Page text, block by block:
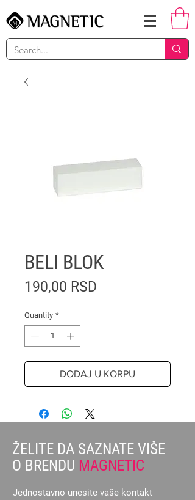
BELI BLOK
190,00 RSD
Quantity *
DODAJ U KORPU
ŽELITE DA SAZNATE VIŠE
O BRENDU MAGNETIC
Jednostavno unesite vaše kontakt